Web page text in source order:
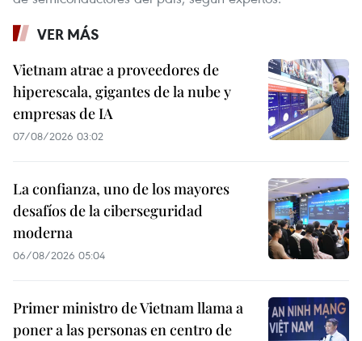
VER MÁS
Vietnam atrae a proveedores de
hiperescala, gigantes de la nube y
empresas de IA
07/08/2026 03:02
La confianza, uno de los mayores
desafíos de la ciberseguridad
moderna
06/08/2026 05:04
Primer ministro de Vietnam llama a
poner a las personas en centro de